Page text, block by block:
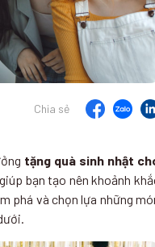
Chia sẻ
tặng quà sinh nhật
bạn tạo nên khoảnh
phá và chọn lựa những